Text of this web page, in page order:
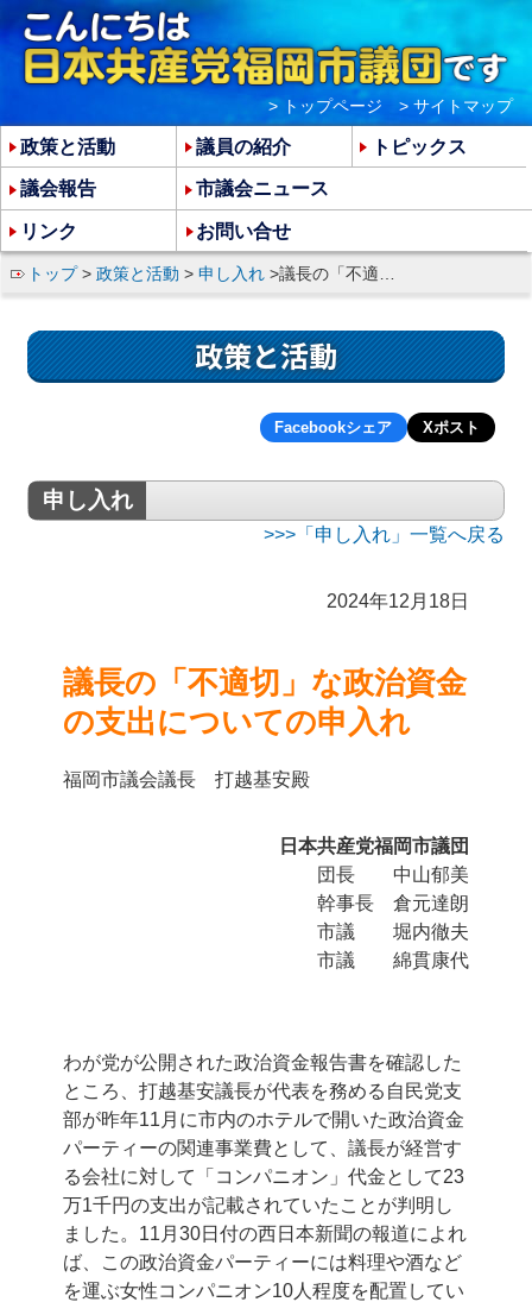
トップ> 政策と活動 > 申し入れ >議長の「不適切」な政治資金の支出についての申入れ
政策と活動
Facebookシェア Xポスト
申し入れ
「申し入れ」一覧へ戻る
2024年12月18日
議長の「不適切」な政治資金
の支出についての申入れ
福岡市議会議長 打越基安殿
日本共産党福岡市議団
団長 中山郁美
幹事長 倉元達朗
市議 堀内徹夫
市議 綿貫康代
わが党が公開された政治資金報告書を確認した
ところ、打越基安議長が代表を務める自民党支
部が昨年11月に市内のホテルで開いた政治資金
パーティーの関連事業費として、議長が経営す
る会社に対して「コンパニオン」代金として23
万1千円の支出が記載されていたことが判明し
ました。11月30日付の西日本新聞の報道によれ
ば、この政治資金パーティーには料理や酒など
を運ぶ女性コンパニオン10人程度を配置してい
政策と活動 議員の紹介 トピックス
議会報告 市議会ニュース
リンク お問い合せ
> トップページ > サイトマップ